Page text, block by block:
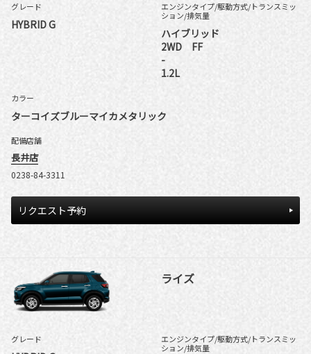
グレード
HYBRID G
エンジンタイプ/駆動方式/トランスミッ
ション/排気量
ハイブリッド
2WD FF
-
1.2L
カラー
ターコイズブルーマイカメタリック
配備店舗
長井店
0238-84-3311
リクエスト予約
ライズ
グレード エンジンタイプ/駆動方式/トランスミッ
ション/排気量